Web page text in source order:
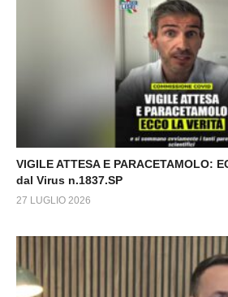
VIGILE ATTESA E PARACETAMOLO:
dal Virus n.1837.SP
27 LUGLIO 2026